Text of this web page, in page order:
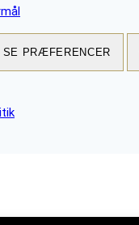
SE PRÆFERENCER